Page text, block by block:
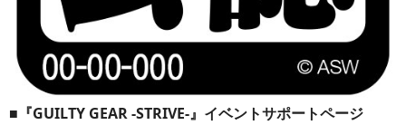
■『GUILTY GEAR -STRIVE-』イベントサポートページ